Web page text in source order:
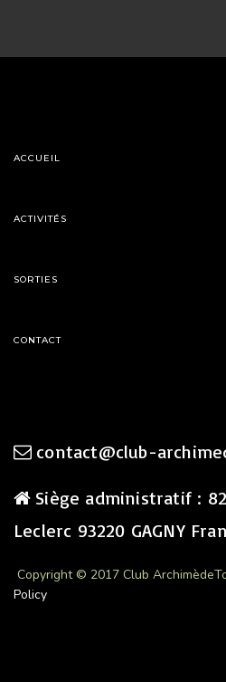
ACCUEIL
ACTIVITÉS
SORTIES
CONTACT
contact@club-
Siège administratif :
Leclerc 93220 GAGNY
Copyright © 2017 Club Archimède
Policy